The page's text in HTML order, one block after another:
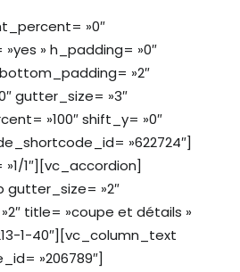
»0″
» h_padding= »0″
»2″
gutter_size= »3″
»100″ shift_y= »0″
»622724″]
1″][vc_accordion]
»2″
title= »coupe et détails »
1-40″][vc_column_text
»206789″]